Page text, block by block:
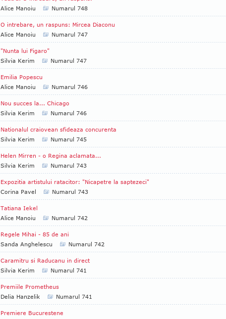
Alice Manoiu
Numarul 748
O intrebare, un raspuns: Mircea Diaconu
Alice Manoiu
Numarul 747
"Nunta lui Figaro"
Silvia Kerim
Numarul 747
Emilia Popescu
Alice Manoiu
Numarul 746
Nou succes la... Chicago
Silvia Kerim
Numarul 746
Nationalul craiovean sfideaza concurenta
Silvia Kerim
Numarul 745
Helen Mirren - o Regina aclamata...
Silvia Kerim
Numarul 743
Expozitia artistului ratacitor: "Nicapetre la saptezeci"
Corina Pavel
Numarul 743
Tatiana Iekel
Alice Manoiu
Numarul 742
Regele Mihai - 85 de ani
Sanda Anghelescu
Numarul 742
Caramitru si Raducanu in direct
Silvia Kerim
Numarul 741
Premiile Prometheus
Delia Hanzelik
Numarul 741
Premiere Bucurestene